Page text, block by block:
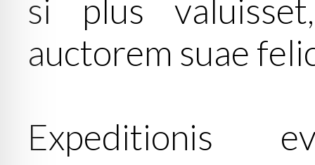
si plus
auctorem suae
Expeditionis